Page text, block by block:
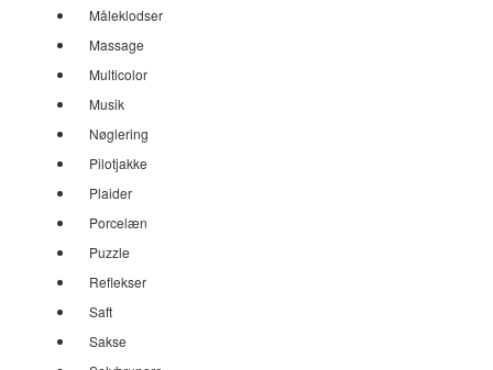
Måleklodser
Massage
Multicolor
Musik
Nøglering
Pilotjakke
Plaider
Porcelæn
Puzzle
Reflekser
Saft
Sakse